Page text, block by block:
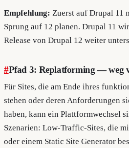
Empfehlung: Zuerst auf Drupal 11
Sprung auf 12 planen. Drupal 11
Release von Drupal 12 weiter
#Pfad 3: Replatforming — weg
Für Sites, die am Ende ihres
stehen oder deren Anforderungen
haben, kann ein Plattformwechsel
Szenarien: Low-Traffic-Sites, die
oder einem Static Site Generator